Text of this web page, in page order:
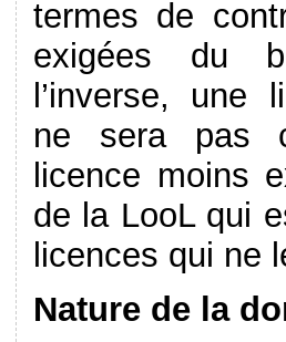
termes de
exigées du
l’inverse, une
ne sera pas
licence moins
de la LooL qui
licences qui ne
Nature de la